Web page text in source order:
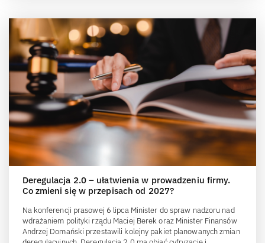
Deregulacja 2.0 – ułatwienia w prowadzeniu firmy.
Co zmieni się w przepisach od 2027?
Na konferencji prasowej 6 lipca Minister do spraw nadzoru nad
wdrażaniem polityki rządu Maciej Berek oraz Minister Finansów
Andrzej Domański przestawili kolejny pakiet planowanych zmian